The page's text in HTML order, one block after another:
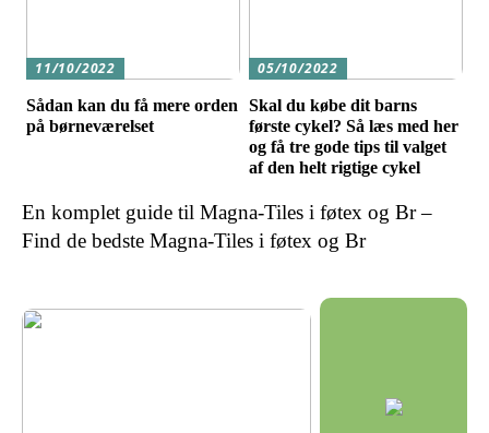
11/10/2022
Sådan kan du få mere orden
på børneværelset
05/10/2022
Skal du købe dit barns
første cykel? Så læs med her
og få tre gode tips til valget
af den helt rigtige cykel
En komplet guide til Magna-Tiles i føtex og Br –
Find de bedste Magna-Tiles i føtex og Br